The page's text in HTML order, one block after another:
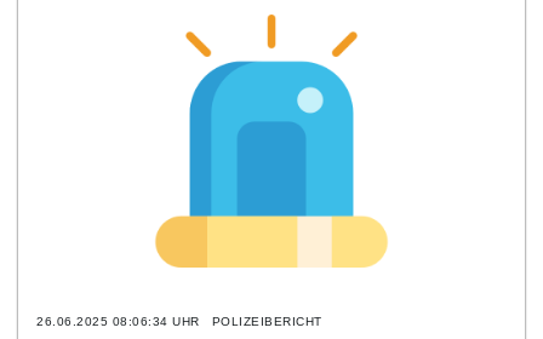
26.06.2025 08:06:34 UHR POLIZEIBERICHT